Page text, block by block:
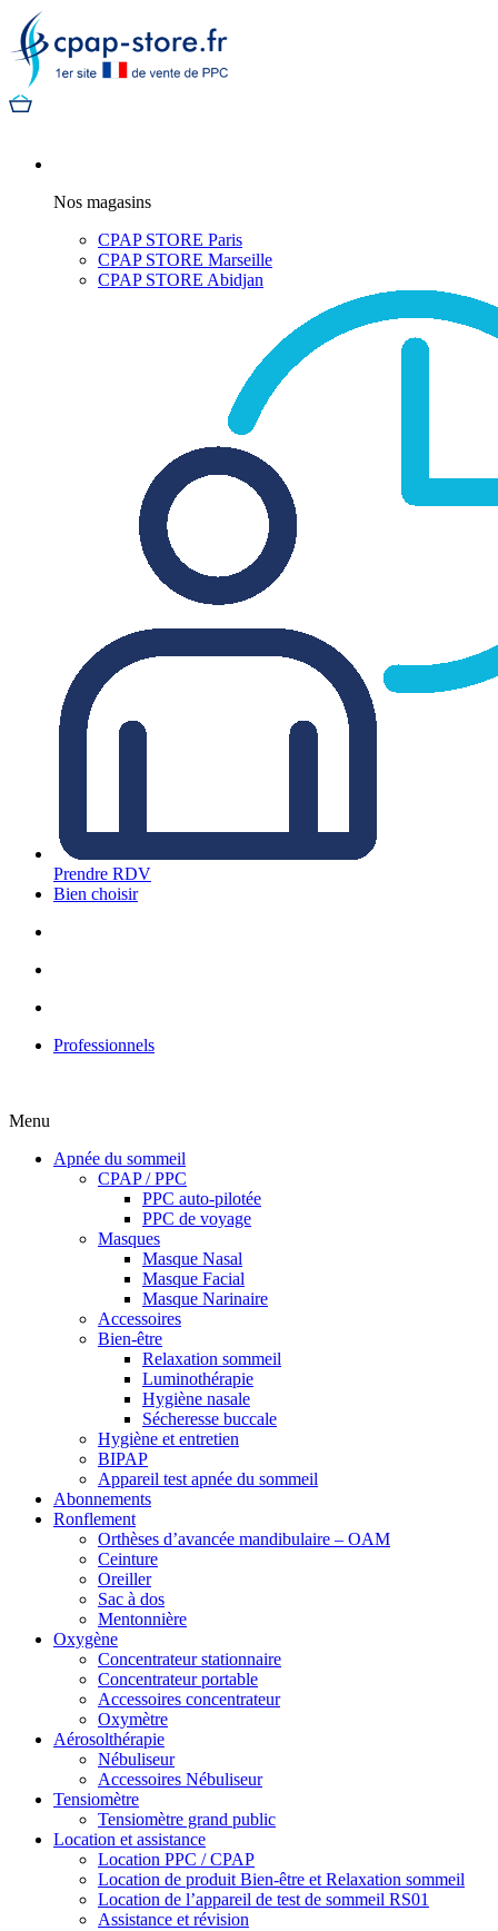
Nos magasins
CPAP STORE Paris
CPAP STORE Marseille
CPAP STORE Abidjan
Prendre RDV
Bien choisir
Professionnels
Menu
Apnée du sommeil
CPAP / PPC
PPC auto-pilotée
PPC de voyage
Masques
Masque Nasal
Masque Facial
Masque Narinaire
Accessoires
Bien-être
Relaxation sommeil
Luminothérapie
Hygiène nasale
Sécheresse buccale
Hygiène et entretien
BIPAP
Appareil test apnée du sommeil
Abonnements
Ronflement
Orthèses d’avancée mandibulaire – OAM
Ceinture
Oreiller
Sac à dos
Mentonnière
Oxygène
Concentrateur stationnaire
Concentrateur portable
Accessoires concentrateur
Oxymètre
Aérosolthérapie
Nébuliseur
Accessoires Nébuliseur
Tensiomètre
Tensiomètre grand public
Location et assistance
Location PPC / CPAP
Location de produit Bien-être et Relaxation sommeil
Location de l’appareil de test de sommeil RS01
Assistance et révision